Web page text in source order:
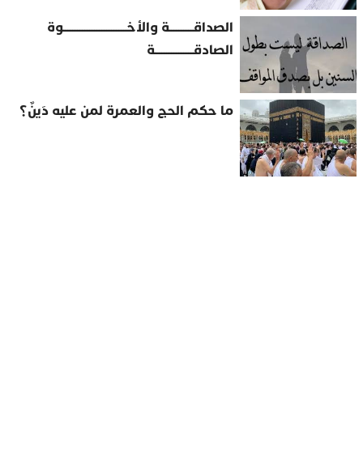
الصداقــــــــــة والأخــــــــــــــــــــــــــوة
الصادقــــــــــــــــة
ما حكم الحج والعمرة لمن عليه دَينٌ؟